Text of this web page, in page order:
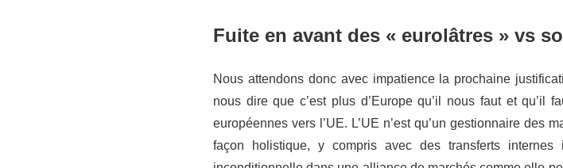
Fuite en avant des « eurolâtres » vs
Nous attendons donc avec impatience la prochaine
nous dire que c’est plus d’Europe qu’il nous faut et qu’il
européennes vers l’UE. L’UE n’est qu’un gestionnaire des
façon holistique, y compris avec des transferts